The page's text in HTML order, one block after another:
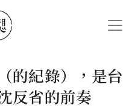
的紀錄），是台
反省的前奏